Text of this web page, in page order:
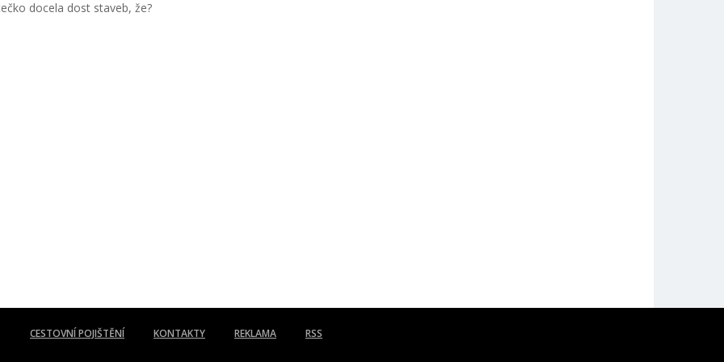
docela dost staveb, že?
CESTOVNÍ POJIŠTĚNÍ KONTAKTY REKLAMA RSS